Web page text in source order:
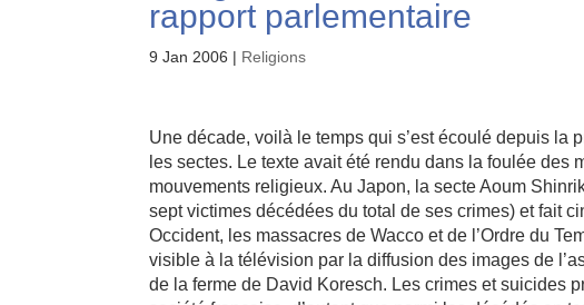
rapport parlementaire
9 Jan 2006 | Religions
Une décade, voilà le temps qui s’est écoulé depuis la
les sectes. Le texte avait été rendu dans la foulée des
mouvements religieux. Au Japon, la secte Aoum
sept victimes décédées du total de ses crimes) et fait
Occident, les massacres de Wacco et de l’Ordre du
visible à la télévision par la diffusion des images de
de la ferme de David Koresch. Les crimes et suicides